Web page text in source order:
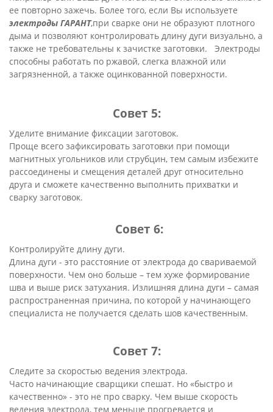
ее повторно зажечь. Более того, если Вы используете
электроды ГАРАНТ,при сварке они не образуют плотного
дыма и позволяют контролировать длину дуги визуально, а
также не требовательны к зачистке заготовки. Электроды
способны работать по ржавой, слегка влажной или
загрязненной, а также оцинкованной поверхности.
Совет 5:
Уделите внимание фиксации заготовок.
Проще всего зафиксировать заготовки при помощи
магнитных угольников или струбцин, тем самым избежите
рассоединены и смещения деталей друг относительно
друга и сможете качественно выполнить прихватки и
сварку заготовок.
Совет 6:
Контролируйте длину дуги.
Длина дуги - это расстояние от электрода до свариваемой
поверхности. Чем оно больше – тем хуже формирование
шва и выше риск затухания. Излишняя длина дуги – самая
распространенная причина, по которой у начинающего
специалиста не получается сделать шов качественным.
Совет 7:
Следите за скоростью ведения электрода.
Часто начинающие сварщики спешат. Но «быстро и
качественно» - это не про сварку. Чем выше скорость
ведения электрода, тем меньше прогревается и